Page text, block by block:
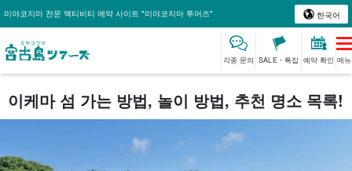
미야코지마 전문 액티비티 예약 사이트 "미야코지마 투어즈" 한국어
각종 문의 SALE・특집 예약 확인 메뉴
이케마 섬 가는 방법, 놀이 방법, 추천 명소 목록!